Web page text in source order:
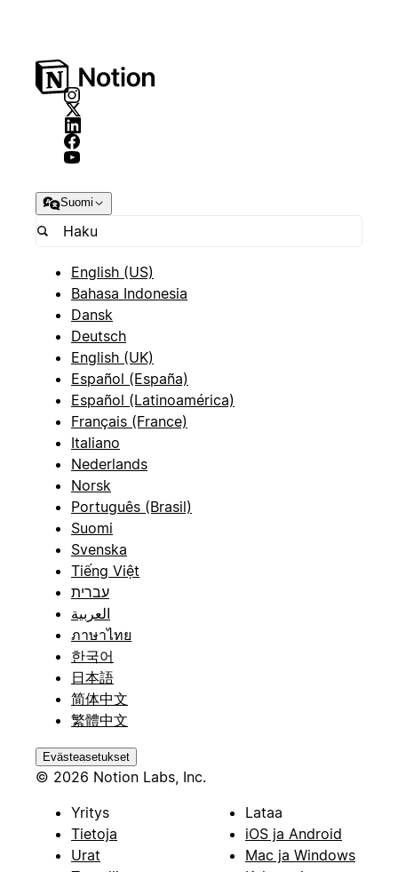
Suomi
English (US)
Bahasa Indonesia
Dansk
Deutsch
English (UK)
Español (España)
Español (Latinoamérica)
Français (France)
Italiano
Nederlands
Norsk
Português (Brasil)
Suomi
Svenska
Tiếng Việt
עברית
العربية
ภาษาไทย
한국어
日本語
简体中文
繁體中文
Evästeasetukset
© 2026 Notion Labs, Inc.
Yritys
Tietoja
Urat
Lataa
iOS ja Android
Mac ja Windows